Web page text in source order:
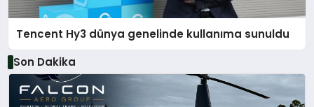
Tencent Hy3 dünya genelinde kullanıma sunuldu
Son Dakika